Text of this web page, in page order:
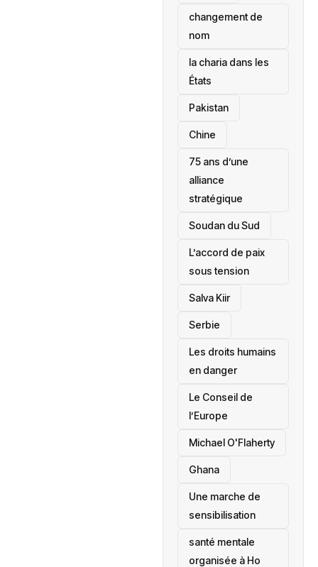
changement de
nom
la charia dans les
États
‎Pakistan
Chine
75 ans d’une
alliance
stratégique
‎Soudan du Sud
L’accord de paix
sous tension
Salva Kiir
‎Serbie
Les droits humains
en danger
‎Le Conseil de
l’Europe
Michael O'Flaherty
‎Ghana
Une marche de
sensibilisation
santé mentale
organisée à Ho